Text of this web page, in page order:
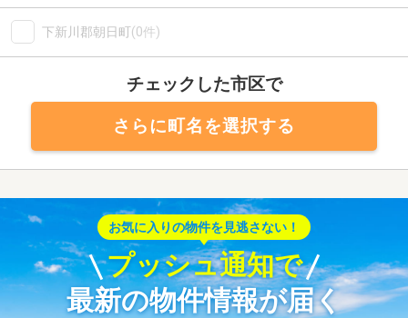
下新川郡朝日町(0件)
チェックした市区で
さらに町名を選択する
お気に入りの物件を見逃さない！
プッシュ通知で
最新の物件情報が届く